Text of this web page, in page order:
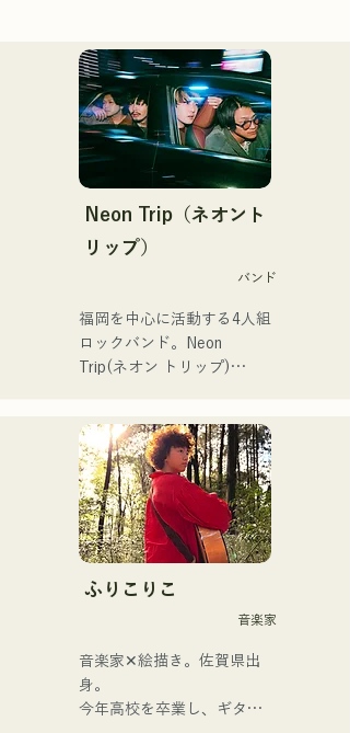
Neon Trip（ネオント
リップ）
バンド
福岡を中心に活動する4人組
ロックバンド。Neon
Trip(ネオン トリップ)
歌謡ロックのエッセンスが
Vo&Gt.神谷優馬の艶のある
歌声でノスタルジーを感じ
る楽曲に息づいている。
Vo&Gt.神谷優馬を中心に生
み出す、時に優しく、時に
ルーツが加わり幅広い楽曲
を生み出し、『令和歌謡ロ
ック』を掲げ活動してい
ふりこりこ
音楽家
音楽家✕絵描き。佐賀県出
身。
今年高校を卒業し、ギター